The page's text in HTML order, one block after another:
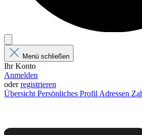
Menü schließen
Ihr Konto
Anmelden
oderregistrieren
Übersicht Persönliches Profil Adressen